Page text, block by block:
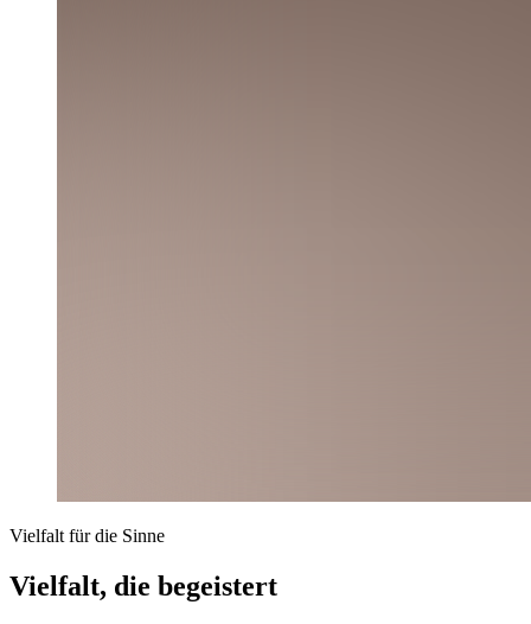
Vielfalt für die Sinne
Vielfalt, die begeistert